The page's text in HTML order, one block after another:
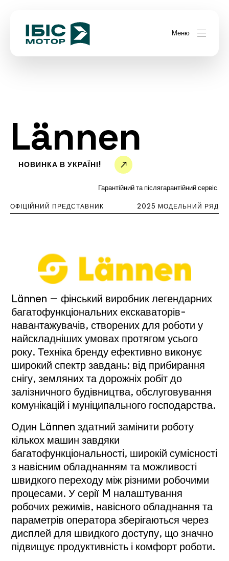
Меню
Lännen
НОВИНКА В УКРАЇНІ!
Гарантійний та післягарантійний сервіс.
ОФІЦІЙНИЙ ПРЕДСТАВНИК 2025 МОДЕЛЬНИЙ РЯД
Lännen — фінський виробник легендарних
багатофункціональних екскаваторів-
навантажувачів, створених для роботи у
найскладніших умовах протягом усього
року. Техніка бренду ефективно виконує
широкий спектр завдань: від прибирання
снігу, земляних та дорожніх робіт до
залізничного будівництва, обслуговування
комунікацій і муніципального господарства.
Один Lännen здатний замінити роботу
кількох машин завдяки
багатофункціональності, широкій сумісності
з навісним обладнанням та можливості
швидкого переходу між різними робочими
процесами. У серії M налаштування
робочих режимів, навісного обладнання та
параметрів оператора зберігаються через
дисплей для швидкого доступу, що значно
підвищує продуктивність і комфорт роботи.